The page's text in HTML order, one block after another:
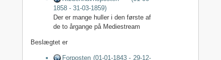
1858 - 31-03-1859)
Der er mange huller i den første af
de to årgange på Mediestream
Beslægtet er
Forposten (01-01-1843 - 29-12-